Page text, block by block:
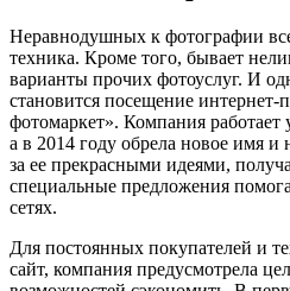
Неравнодушных к фотографии
техника. Кроме того, бывает
варианты прочих фотоуслуг. И
становится посещение
фотомаркет». Компания
а в 2014 году обрела новое имя
за ее прекрасными идеями,
специальные предложения
сетях.
Для постоянных покупателей и
сайт, компания предусмотрела